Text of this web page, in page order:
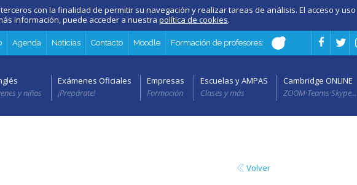
con la finalidad de permitir su navegación y realizar tareas de análisis. El acceso y uso
información, puede acceder a nuestra política de cookies.
Agenda Noticias Contacto Moodle Formación de profesores:
y niños
Exámenes Oficiales
¡Prepárate!
Empresas
Formación
Escuelas y AMPAS
Clases y más
Cambridge ONLINE
ZOOM·Teams·Skype...
Volver